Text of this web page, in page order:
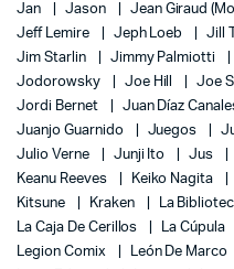
Jan
Jason Jean Giraud
Jeff Lemire
Jeph Loeb Jill
Jim Starlin
Jimmy Palmiotti
Jodorowsky
Joe Hill Joe
Jordi Bernet
Juan Díaz
Juanjo Guarnido
Juegos
Julio Verne
Junji Ito Jus
Keanu Reeves
Keiko Nagita
Kitsune
Kraken
La
La Caja De Cerillos
La Cúpula
Legion Comix
León De Marco